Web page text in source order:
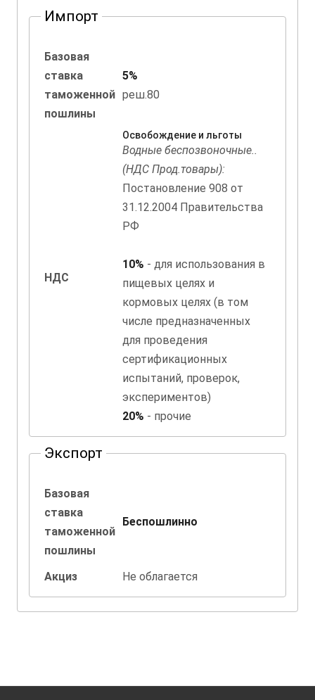
Импорт
Базовая
ставка
таможенной
пошлины
5%
реш.80
НДС
Освобождение и льготы
Водные беспозвоночные..
(НДС Прод.товары):
Постановление 908 от
31.12.2004 Правительства
РФ
10% - для использования в
пищевых целях и
кормовых целях (в том
числе предназначенных
для проведения
сертификационных
испытаний, проверок,
экспериментов)
20% - прочие
Экспорт
Базовая
ставка
таможенной
пошлины
Беспошлинно
Акциз Не облагается